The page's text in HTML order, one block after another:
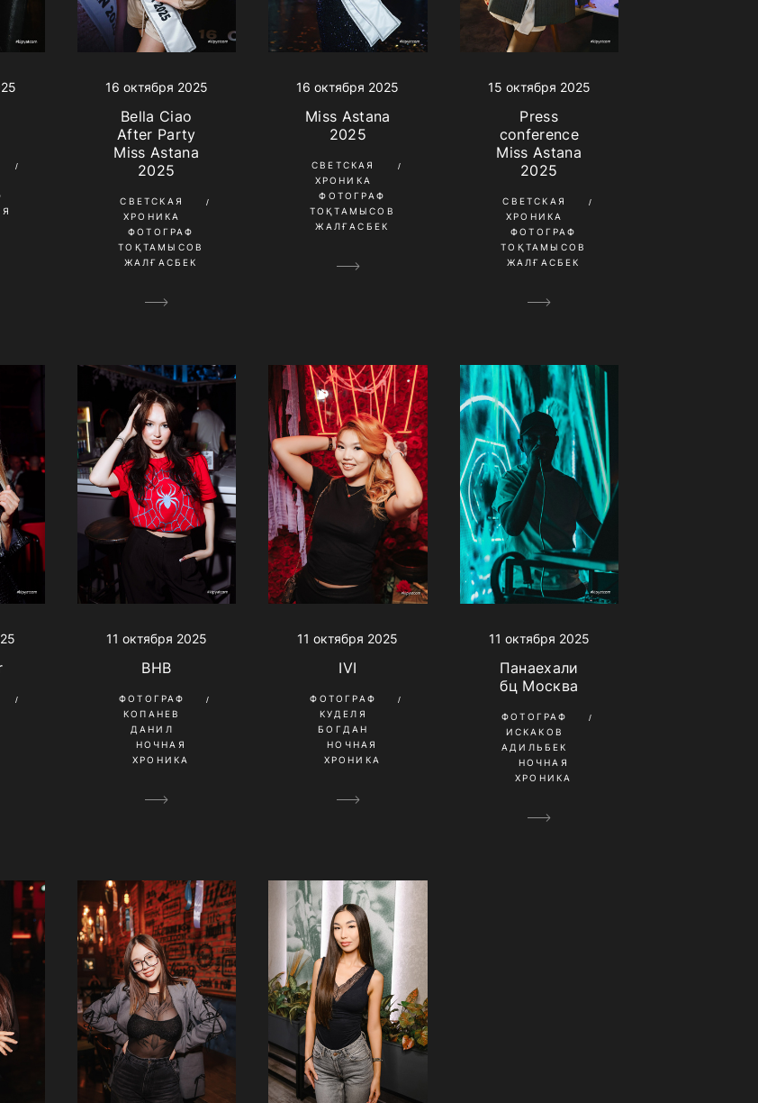
16 октября 2025
Bella Ciao
After Party
Miss Astana
2025
СВЕТСКАЯ
ХРОНИКА
ФОТОГРАФ
ТОҚТАМЫСОВ
ЖАЛҒАСБЕК
16 октября 2025
Miss Astana
2025
СВЕТСКАЯ
ХРОНИКА
ФОТОГРАФ
ТОҚТАМЫСОВ
ЖАЛҒАСБЕК
15 октября 2025
Press
conference
Miss Astana
2025
СВЕТСКАЯ
ХРОНИКА
ФОТОГРАФ
ТОҚТАМЫСОВ
ЖАЛҒАСБЕК
11 октября 2025
BHB
ФОТОГРАФ
КОПАНЕВ
ДАНИЛ
НОЧНАЯ
ХРОНИКА
11 октября 2025
IVI
ФОТОГРАФ
КУДЕЛЯ
БОГДАН
НОЧНАЯ
ХРОНИКА
11 октября 2025
Панаехали
бц Москва
ФОТОГРАФ
ИСКАКОВ
АДИЛЬБЕК
НОЧНАЯ
ХРОНИКА